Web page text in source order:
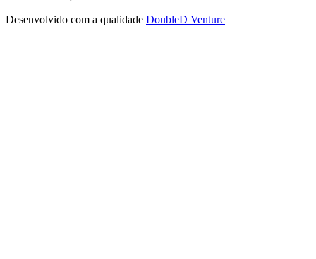
Desenvolvido com a qualidade DoubleD Venture